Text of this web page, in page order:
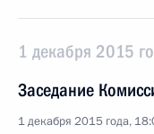
1 декабря 2015
Заседание
1 декабря 2015 года,